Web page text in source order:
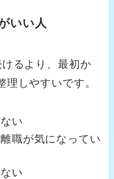
いい人
るより、最初か
理しやすいです。
い
職が気になってい
い